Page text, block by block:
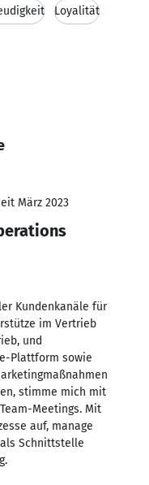
Loyalität
März 2023
Kundenkanäle für
im Vertrieb
und
Plattform sowie
stimme mich mit
Meetings. Mit
auf, manage
Schnittstelle